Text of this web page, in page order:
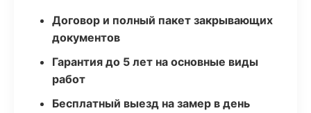
Договор и полный пакет закрывающих
документов
Гарантия до 5 лет на основные виды
работ
Бесплатный выезд на замер в день